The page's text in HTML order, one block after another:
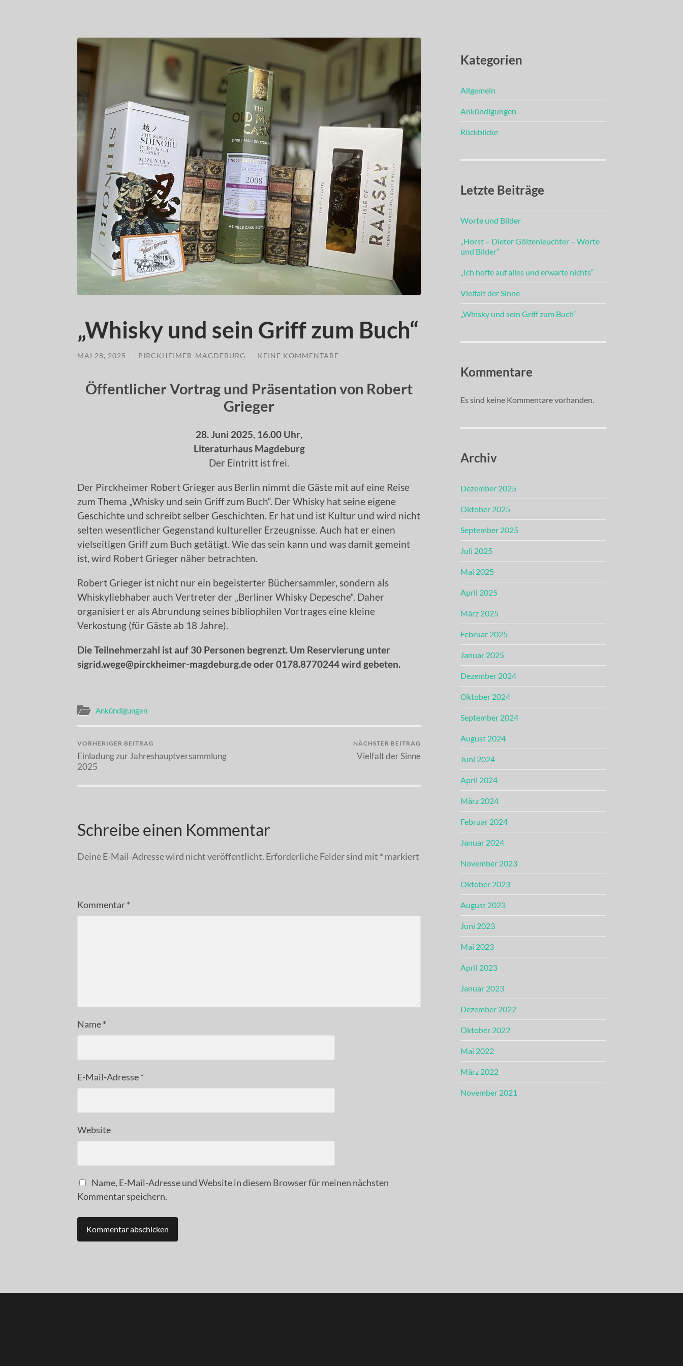
„Whisky und sein Griff zum Buch“
MAI 28, 2025 PIRCKHEIMER-MAGDEBURG KEINE KOMMENTARE
Öffentlicher Vortrag und Präsentation von Robert
Grieger
28. Juni 2025, 16.00 Uhr,
Literaturhaus Magdeburg
Der Eintritt ist frei.
Der Pirckheimer Robert Grieger aus Berlin nimmt die Gäste mit auf eine Reise
zum Thema „Whisky und sein Griff zum Buch“. Der Whisky hat seine eigene
Geschichte und schreibt selber Geschichten. Er hat und ist Kultur und wird nicht
selten wesentlicher Gegenstand kultureller Erzeugnisse. Auch hat er einen
vielseitigen Griff zum Buch getätigt. Wie das sein kann und was damit gemeint
ist, wird Robert Grieger näher betrachten.
Robert Grieger ist nicht nur ein begeisterter Büchersammler, sondern als
Whiskyliebhaber auch Vertreter der „Berliner Whisky Depesche“. Daher
organisiert er als Abrundung seines bibliophilen Vortrages eine kleine
Verkostung (für Gäste ab 18 Jahre).
Die Teilnehmerzahl ist auf 30 Personen begrenzt. Um Reservierung unter
sigrid.wege@pirckheimer-magdeburg.de oder 0178.8770244 wird gebeten.
Ankündigungen
VORHERIGER BEITRAG
Einladung zur Jahreshauptversammlung
2025
NÄCHSTER BEITRAG
Vielfalt der Sinne
Schreibe einen Kommentar
Deine E-Mail-Adresse wird nicht veröffentlicht. Erforderliche Felder sind mit * markiert
Kommentar*
Name*
E-Mail-Adresse*
Website
Name, E-Mail-Adresse und Website in diesem Browser für meinen nächsten
Kommentar speichern.
Kategorien
Allgemein
Ankündigungen
Rückblicke
Letzte Beiträge
Worte und Bilder
„Horst – Dieter Gölzenleuchter – Worte
und Bilder“
„Ich hoffe auf alles und erwarte nichts“
Vielfalt der Sinne
„Whisky und sein Griff zum Buch“
Kommentare
Es sind keine Kommentare vorhanden.
Archiv
Dezember 2025
Oktober 2025
September 2025
Juli 2025
Mai 2025
April 2025
März 2025
Februar 2025
Januar 2025
Dezember 2024
Oktober 2024
September 2024
August 2024
Juni 2024
April 2024
März 2024
Februar 2024
Januar 2024
November 2023
Oktober 2023
August 2023
Juni 2023
Mai 2023
April 2023
Januar 2023
Dezember 2022
Oktober 2022
Mai 2022
März 2022
November 2021